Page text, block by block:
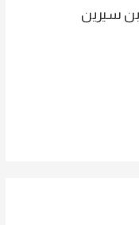
سيرين